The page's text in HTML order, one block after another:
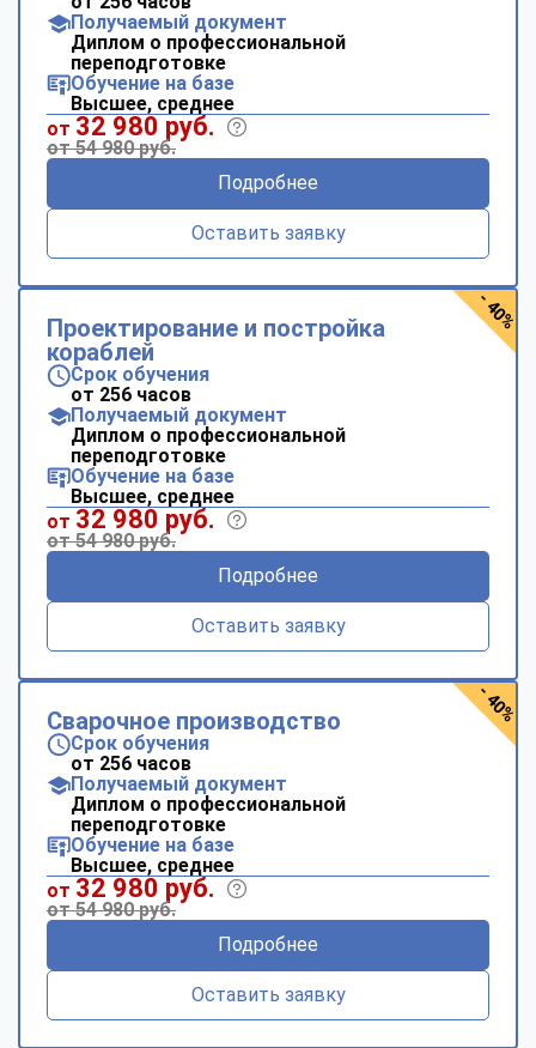
Получаемый документ
Диплом о профессиональной
переподготовке
Обучение на базе
Высшее, среднее
от 32 980 руб.
от 54 980 руб.
Подробнее
Оставить заявку
Проектирование и постройка
кораблей
Срок обучения
от 256 часов
Получаемый документ
Диплом о профессиональной
переподготовке
Обучение на базе
Высшее, среднее
от 32 980 руб.
от 54 980 руб.
Подробнее
Оставить заявку
- 40%
Сварочное производство
Срок обучения
от 256 часов
Получаемый документ
Диплом о профессиональной
переподготовке
Обучение на базе
Высшее, среднее
от 32 980 руб.
от 54 980 руб.
Подробнее
Оставить заявку
- 40%